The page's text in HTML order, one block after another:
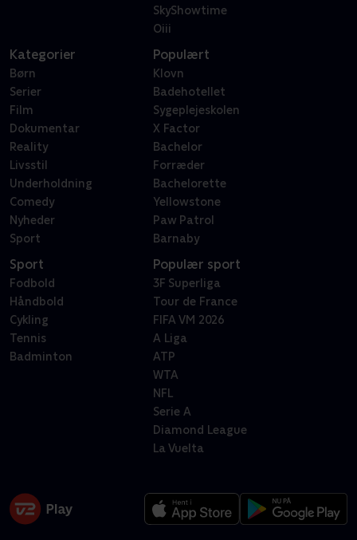
SkyShowtime
Oiii
Kategorier
Børn
Serier
Film
Dokumentar
Reality
Livsstil
Underholdning
Comedy
Nyheder
Sport
Populært
Klovn
Badehotellet
Sygeplejeskolen
X Factor
Bachelor
Forræder
Bachelorette
Yellowstone
Paw Patrol
Barnaby
Sport
Fodbold
Håndbold
Cykling
Tennis
Badminton
Populær sport
3F Superliga
Tour de France
FIFA VM 2026
A Liga
ATP
WTA
NFL
Serie A
Diamond League
La Vuelta